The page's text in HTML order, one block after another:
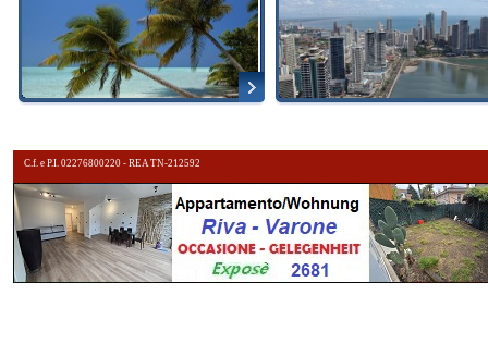
C.f. e P.I. 02276800220 - REA TN-212592